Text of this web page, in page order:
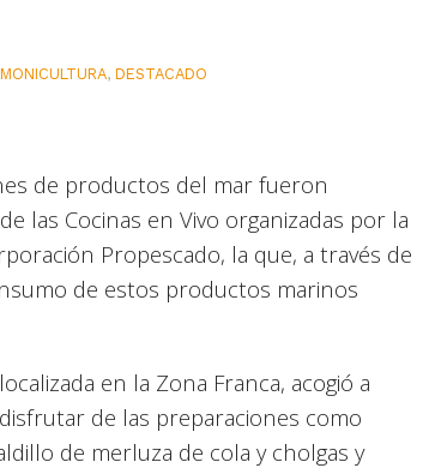
,DESTACADO
de productos del mar fueron
las Cocinas en Vivo organizadas por la
Propescado, la que, a través de
de estos productos marinos
en la Zona Franca, acogió a
de las preparaciones como
de merluza de cola y cholgas y